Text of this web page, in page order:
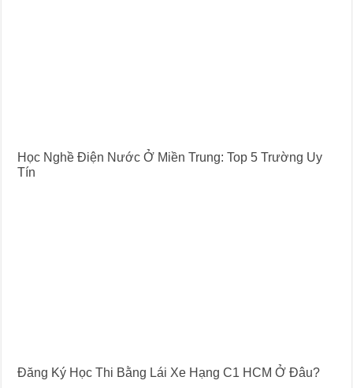
Học Nghề Điện Nước Ở Miền Trung: Top 5 Trường Uy
Tín
Đăng Ký Học Thi Bằng Lái Xe Hạng C1 HCM Ở Đâu?